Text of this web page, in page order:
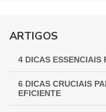
GUIA COMPLETO DE
GARANTINDO
INSPEÇÃO NR 13:
CONFORMIDADE EM
ARTIGOS
4 DICAS ESSENCIAIS
6 DICAS CRUCIAIS
EFICIENTE